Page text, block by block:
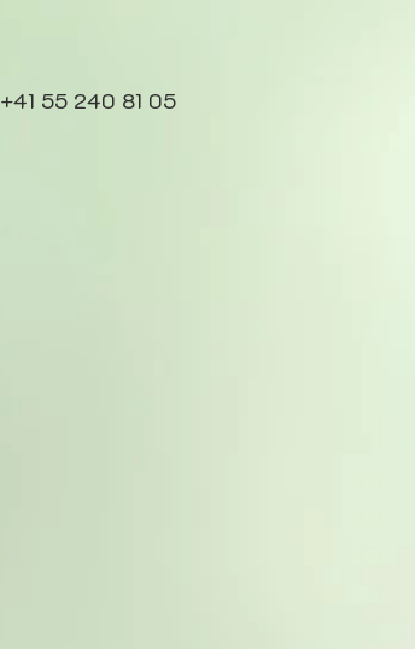
+41 55 240 81 05